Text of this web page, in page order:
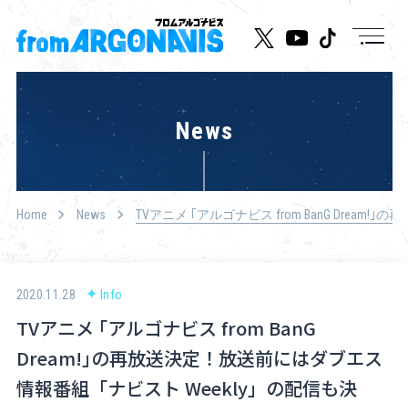
Live/Event
Character
Cast
Media
Goods
News
Home News TVアニメ ｢アルゴナビス from BanG Dream!｣の
2020.11.28 Info
TVアニメ ｢アルゴナビス from BanG
Dream!｣の再放送決定！放送前にはダブエス
情報番組「ナビスト Weekly」の配信も決